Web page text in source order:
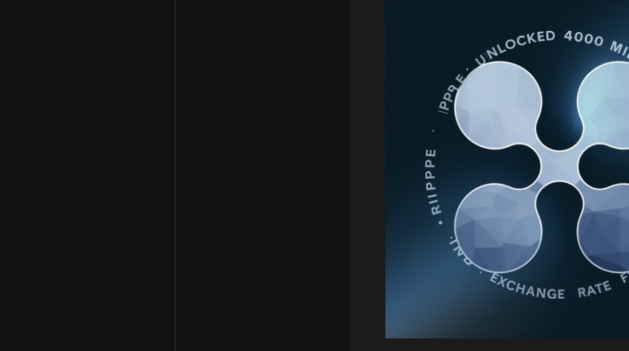
В мае 2024 года два американских сенатора
Министерство обороны, Министерство финансов и
безопасности, выразив обеспокоенность возможной
отмыванию денег и финансированию